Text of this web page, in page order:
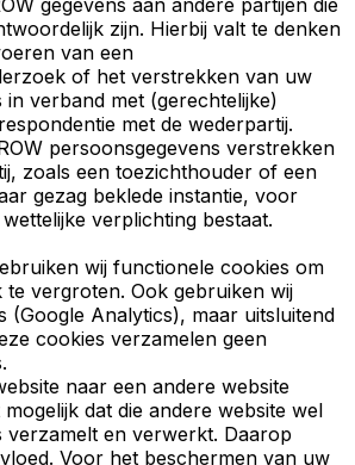
zijn. Hierbij valt te denken
van een
of het verstrekken van uw
in verband met (gerechtelijke)
met de wederpartij.
persoonsgegevens verstrekken
zoals een toezichthouder of een
gezag beklede instantie, voor
verplichting bestaat.
wij functionele cookies om
te vergroten. Ook gebruiken wij
(Google Analytics), maar uitsluitend
cookies verzamelen geen
naar een andere website
dat die andere website wel
verzamelt en verwerkt. Daarop
Voor het beschermen van uw